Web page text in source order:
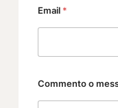
Email *
Commento o